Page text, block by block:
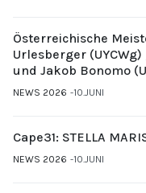
Österreichische
Urlesberger
und Jakob Bonomo
Gubi (UYCMo)
NEWS 2026 10.JUNI
Cape31: STELLA
NEWS 2026 10.JUNI